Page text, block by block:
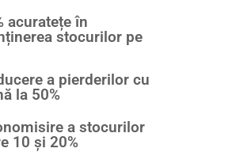
acuratețe în
stocurilor pe
a pierderilor cu
la 50%
a stocurilor
10 și 20%